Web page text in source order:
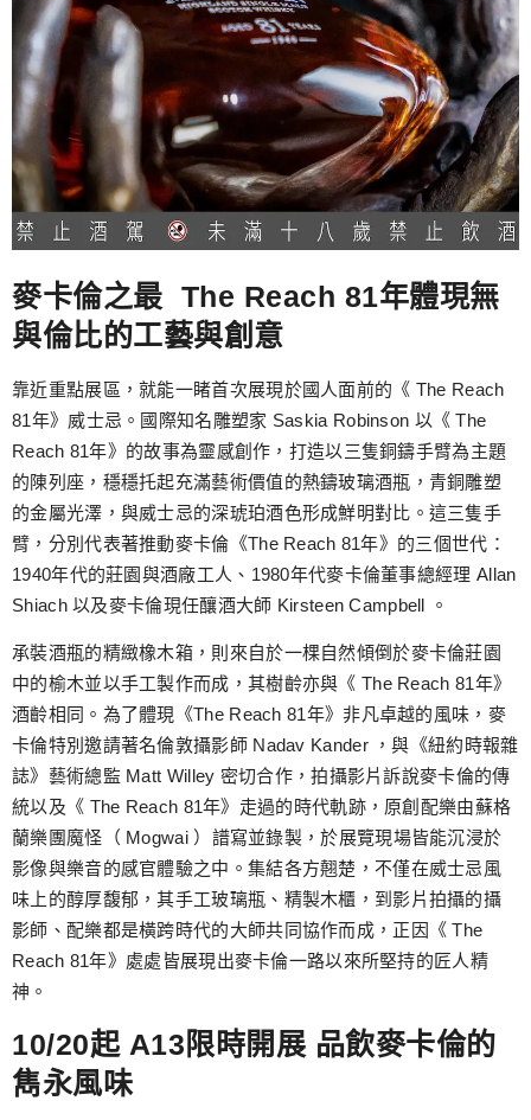
麥卡倫之最 The Reach 81年體現無
與倫比的工藝與創意
靠近重點展區，就能一睹首次展現於國人面前的《 The Reach
81年》威士忌。國際知名雕塑家 Saskia Robinson 以《 The
Reach 81年》的故事為靈感創作，打造以三隻銅鑄手臂為主題
的陳列座，穩穩托起充滿藝術價值的熱鑄玻璃酒瓶，青銅雕塑
的金屬光澤，與威士忌的深琥珀酒色形成鮮明對比。這三隻手
臂，分別代表著推動麥卡倫《The Reach 81年》的三個世代：
1940年代的莊園與酒廠工人、1980年代麥卡倫董事總經理 Allan
Shiach 以及麥卡倫現任釀酒大師 Kirsteen Campbell 。
承裝酒瓶的精緻橡木箱，則來自於一棵自然傾倒於麥卡倫莊園
中的榆木並以手工製作而成，其樹齡亦與《 The Reach 81年》
酒齡相同。為了體現《The Reach 81年》非凡卓越的風味，麥
卡倫特別邀請著名倫敦攝影師 Nadav Kander ，與《紐約時報雜
誌》藝術總監 Matt Willey 密切合作，拍攝影片訴說麥卡倫的傳
統以及《 The Reach 81年》走過的時代軌跡，原創配樂由蘇格
蘭樂團魔怪（ Mogwai ）譜寫並錄製，於展覽現場皆能沉浸於
影像與樂音的感官體驗之中。集結各方翹楚，不僅在威士忌風
味上的醇厚馥郁，其手工玻璃瓶、精製木櫃，到影片拍攝的攝
影師、配樂都是橫跨時代的大師共同協作而成，正因《 The
Reach 81年》處處皆展現出麥卡倫一路以來所堅持的匠人精
神。
10/20起 A13限時開展 品飲麥卡倫的
雋永風味